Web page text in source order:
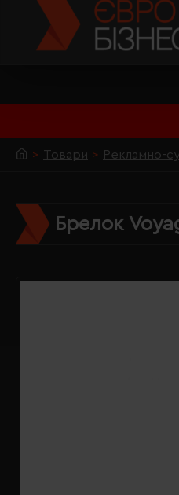
Товари Рекламно-
Брелок